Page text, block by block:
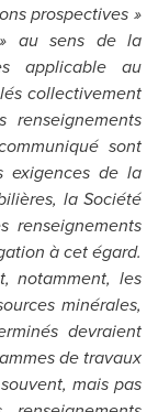
prospectives »
au sens de la
applicable au
collectivement
renseignements
sont
de la
la Société
à cet égard.
notamment, les
minérales,
devraient
de travaux
mais pas